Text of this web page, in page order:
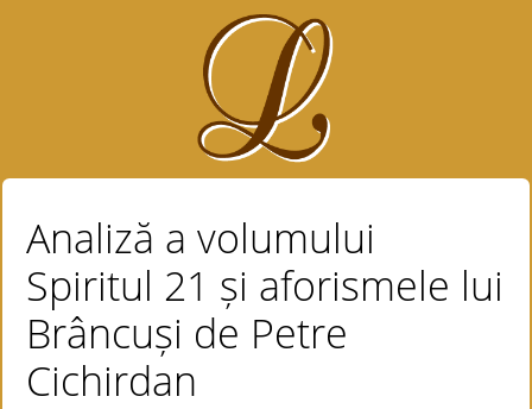
Analiză a volumului
Spiritul 21 și aforismele lui
Brâncuși de Petre
Cichirdan